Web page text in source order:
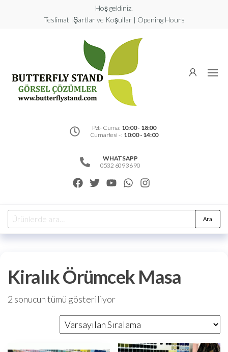
Hoş geldiniz.
Teslimat |Şartlar ve Koşullar | Opening Hours
Görsel
Pzt- Cuma: 10:00 - 18:00
Cumartesi - : 10:00 - 14:00
WHATSAPP
0532 609 36 90
Ara
Kiralık Örümcek Masa
2 sonucun tümü gösteriliyor